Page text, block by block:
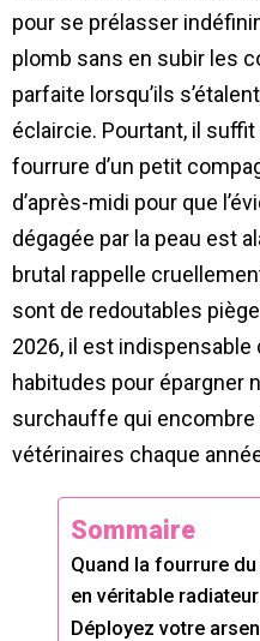
pour se prélasser
plomb sans en subir les
parfaite lorsqu’ils
éclaircie. Pourtant, il
fourrure d’un petit
d’après-midi pour que
dégagée par la peau est
brutal rappelle
sont de redoutables
2026, il est indispensable
habitudes pour épargner
surchauffe qui
vétérinaires chaque
Sommaire
Quand la fourrure
en véritable radiateur
Déployez votre